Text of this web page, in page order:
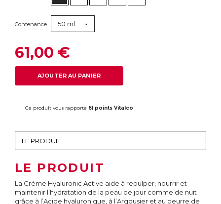
Contenance 50 ml
61,00 €
AJOUTER AU PANIER
Ce produit vous rapporte 61 points Vitalco
LE PRODUIT
La Crème Hyaluronic Active aide à repulper, nourrir et
maintenir l’hydratation de la peau de jour comme de nuit
grâce à l’Acide hyaluronique, à l’Argousier et au beurre de